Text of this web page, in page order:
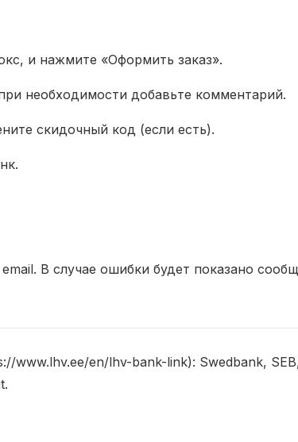
и нажмите «Оформить заказ».
необходимости добавьте комментарий.
скидочный код (если есть).
В случае ошибки будет показано
www.lhv.ee/en/lhv-bank-link): Swedbank,